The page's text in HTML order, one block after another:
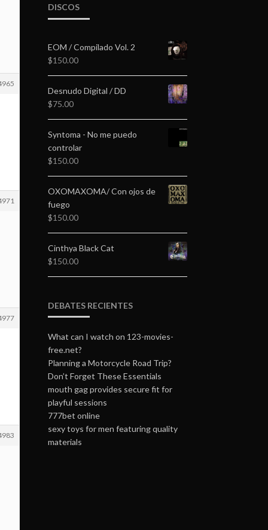
DISCOS
EOM / Compilado Vol. 2
$150.00
Desnudo Digital / DD
$75.00
Syntoma - No me puedo
controlar
$150.00
OXOMAXOMA/ Con ojos de
fuego
$150.00
Cinthya Black Cat
$150.00
DEBATES RECIENTES
What can I watch on 123-movies-
free.net?
Planning a Motorcycle Road Trip?
Don’t Forget These Essentials
mouth gag provides secure fit for
playful sessions
777bet online
sexy toys for men featuring quality
materials